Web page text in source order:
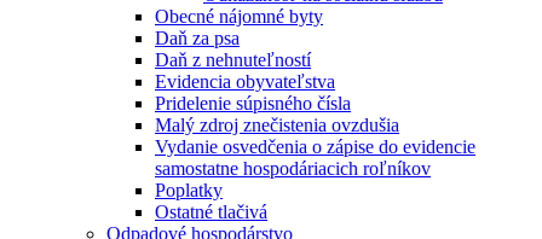
Obecné nájomné byty
Daň za psa
Daň z nehnuteľností
Evidencia obyvateľstva
Pridelenie súpisného čísla
Malý zdroj znečistenia ovzdušia
Vydanie osvedčenia o zápise do evidencie
samostatne hospodáriacich roľníkov
Poplatky
Ostatné tlačivá
Odpadové hospodárstvo